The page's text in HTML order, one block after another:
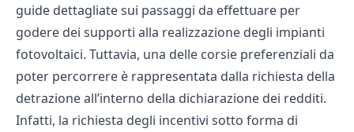
guide dettagliate sui passaggi da effettuare per
godere dei supporti alla realizzazione degli impianti
fotovoltaici. Tuttavia, una delle corsie preferenziali da
poter percorrere è rappresentata dalla richiesta della
detrazione all’interno della dichiarazione dei redditi.
Infatti, la richiesta degli incentivi sotto forma di